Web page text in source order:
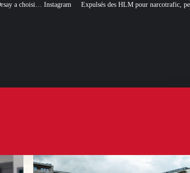
Expulsés des HLM pour narcotrafic, peuvent-ils obtenir un nouveau